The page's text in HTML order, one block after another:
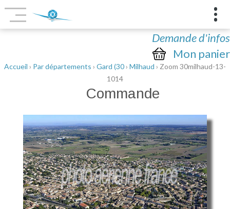
Demande d'infos
Mon panier
Accueil › Par départements › Gard (30› Milhaud › Zoom 30milhaud-13-
1014
Commande